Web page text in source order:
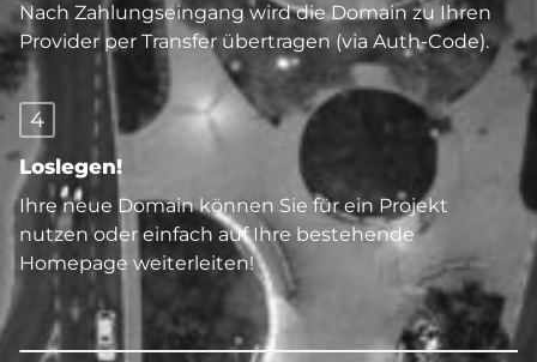
Nach Zahlungseingang wird die Domain zu Ihren
Provider per Transfer übertragen (via Auth-Code).
4
Loslegen!
Ihre neue Domain können Sie für ein Projekt
nutzen oder einfach auf Ihre bestehende
Homepage weiterleiten!